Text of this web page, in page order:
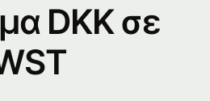
DKK σε